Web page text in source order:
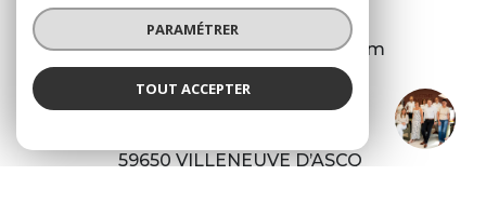
Estime
03 28 36 29 29
transaction@estime-immo.com
59650 VILLENEUVE D’ASCQ
PARAMÉTRER
TOUT ACCEPTER